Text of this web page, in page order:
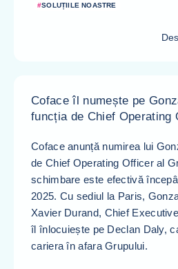
#SOLUȚIILE NOASTRE
Coface îl numește pe
funcția de Chief Operating
Coface anunță numirea lui
de Chief Operating Officer al
schimbare este efectivă
2025. Cu sediul la Paris,
Xavier Durand, Chief
îl înlocuiește pe Declan Daly,
cariera în afara Grupului.